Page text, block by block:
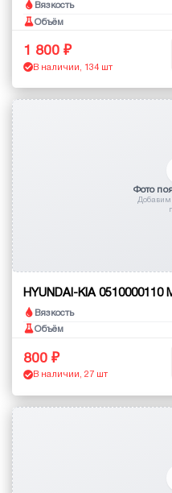
Вязкость
Объём
1 800
В наличии, 134 шт
Фото
Добавим
HYUNDAI-KIA
Вязкость
Объём
800
В наличии, 27 шт